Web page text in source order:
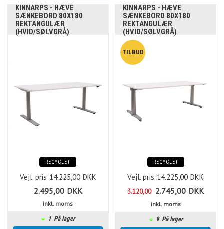
KINNARPS - HÆVE
SÆNKEBORD 80X180
REKTANGULÆR
(HVID/SØLVGRÅ)
RECYCLET
Vejl. pris 14.225,00 DKK
2.495,00 DKK
inkl. moms
1 På lager
KINNARPS - HÆVE
SÆNKEBORD 80X180
REKTANGULÆR
(HVID/SØLVGRÅ)
RECYCLET
Vejl. pris 14.225,00 DKK
3.120,00 2.745,00 DKK
inkl. moms
9 På lager